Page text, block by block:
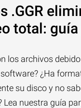
.GGR
total:
los archivos
¿Ha
su disco y no
Lea nuestra guía